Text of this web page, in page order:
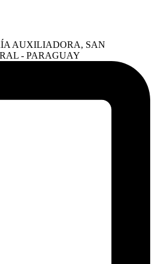
AUXILIADORA, SAN
- PARAGUAY